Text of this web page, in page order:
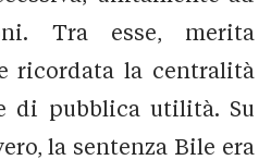
Tra esse, merita
ricordata la centralità
di pubblica utilità. Su
la sentenza Bile era